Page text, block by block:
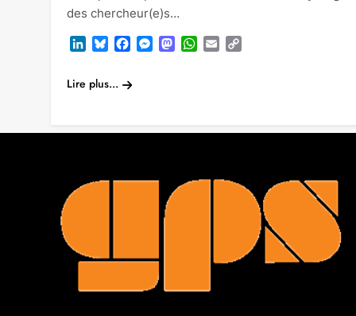
des chercheur(e)s…
LinkedInBlueskyFacebook
Messenger
Mastodon
WhatsApp
Email
Lire plus...